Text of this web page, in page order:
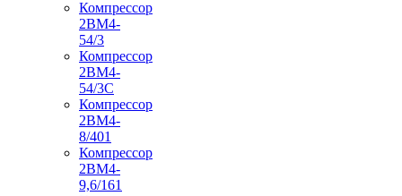
Компрессор
2ВМ4-
54/3
Компрессор
2ВМ4-
54/3С
Компрессор
2ВМ4-
8/401
Компрессор
2ВМ4-
9,6/161